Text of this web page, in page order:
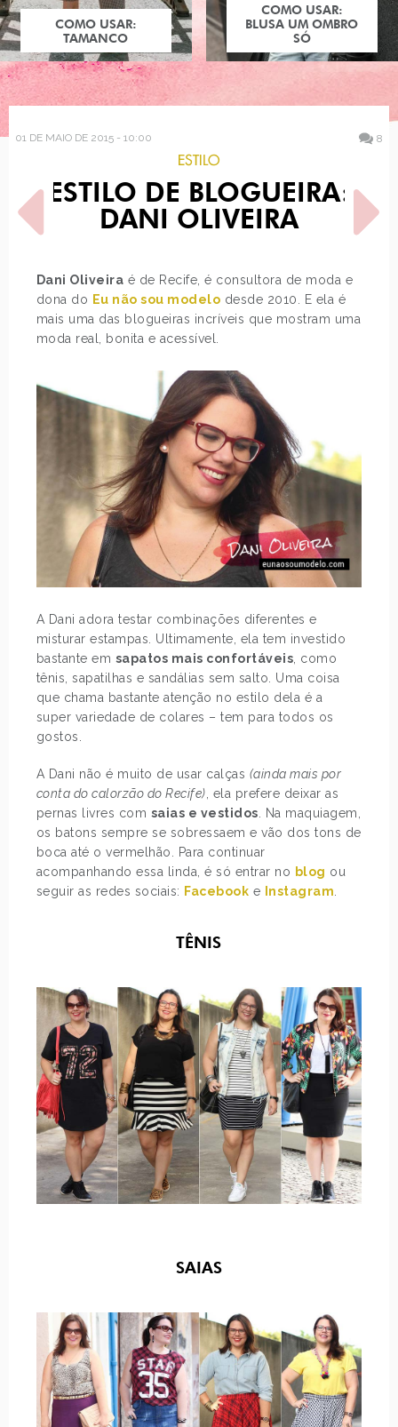
COMO USAR:
TAMANCO
COMO USAR:
BLUSA UM OMBRO
SÓ
01 DE MAIO DE 2015 - 10:00 8
ESTILO
ESTILO DE BLOGUEIRA:
DANI OLIVEIRA
Dani Oliveira é de Recife, é consultora de moda e
dona do Eu não sou modelo desde 2010. E ela é
mais uma das blogueiras incríveis que mostram uma
moda real, bonita e acessível.
A Dani adora testar combinações diferentes e
misturar estampas. Ultimamente, ela tem investido
bastante em sapatos mais confortáveis , como
tênis, sapatilhas e sandálias sem salto. Uma coisa
que chama bastante atenção no estilo dela é a
super variedade de colares – tem para todos os
gostos.
A Dani não é muito de usar calças (ainda mais por
conta do calorzão do Recife) , ela prefere deixar as
pernas livres com saias e vestidos . Na maquiagem,
os batons sempre se sobressaem e vão dos tons de
boca até o vermelhão. Para continuar
acompanhando essa linda, é só entrar no blog ou
seguir as redes sociais: Facebook e Instagram
TÊNIS
SAIAS
POST ANTERIOR
VÍDEO - COMPRAS NA
DAFITI
PRÓXIMO POST
ESTILO: RUMER WILLIS